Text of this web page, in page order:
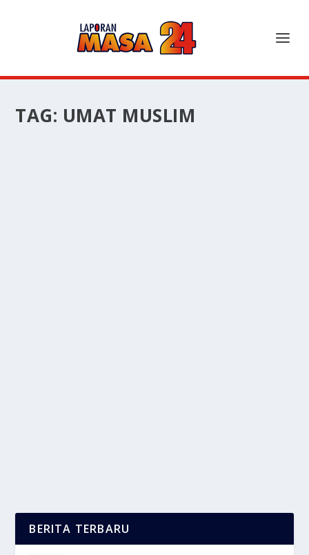
TAG: UMAT MUSLIM
BERITA TERBARU